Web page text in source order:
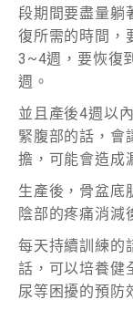
段期間要盡量躺
復所需的時間，
3~4週，要恢復
週。
並且產後4週以
緊腹部的話，會
擔，可能會造成
生產後，骨盆底
陰部的疼痛消減
每天持續訓練的
話，可以培養健
尿等困擾的預防